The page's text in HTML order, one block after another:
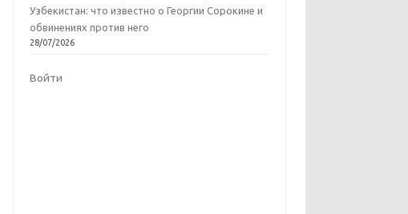
Узбекистан: что известно о Георгии Сорокине и
обвинениях против него
28/07/2026
Войти